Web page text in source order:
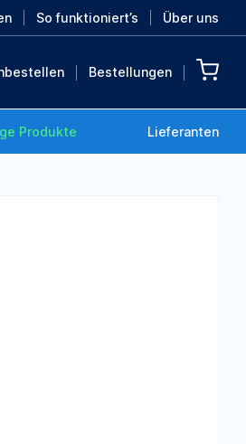
So funktioniert’s Über uns
Bestellungen
Produkte Lieferanten